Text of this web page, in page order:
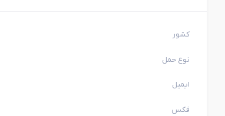
کشور
نوع حمل
ایمیل
فکس